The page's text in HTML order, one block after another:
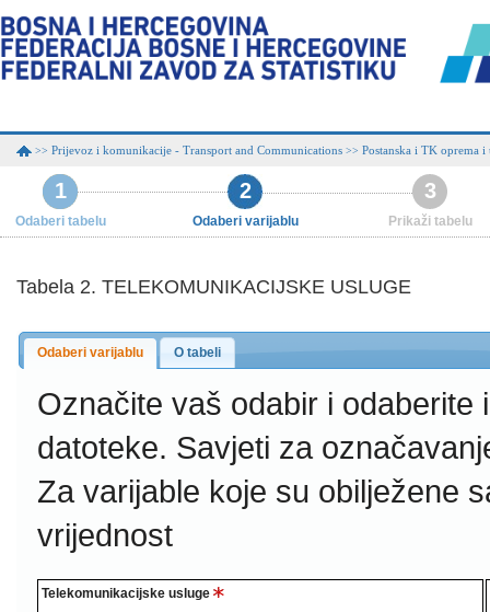
>> Prijevoz i komunikacije - Transport and Communications >> Postanska i TK oprema i
1
Odaberi tabelu
2
Odaberi varijablu
3
Prikaži tabelu
Tabela 2. TELEKOMUNIKACIJSKE USLUGE
Odaberi varijablu O tabeli
Označite vaš odabir i
datoteke. Savjeti za
Za varijable koje su obilježene
vrijednost
Telekomunikacijske usluge